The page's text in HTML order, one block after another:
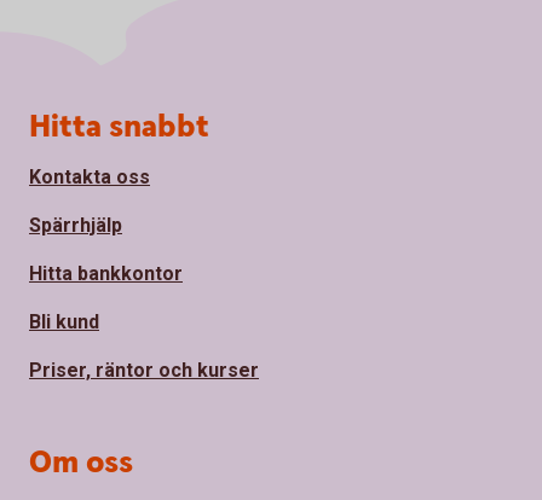
Sidfot
Hitta snabbt
Kontakta oss
Spärrhjälp
Hitta bankkontor
Bli kund
Priser, räntor och kurser
Om oss